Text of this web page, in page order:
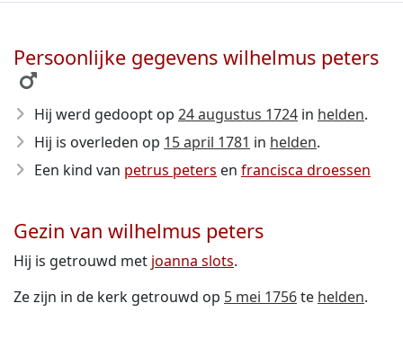
Persoonlijke gegevens wilhelmus peters
Hij werd gedoopt op 24 augustus 1724 in helden.
Hij is overleden op 15 april 1781 in helden.
Een kind van petrus peters en francisca droessen
Gezin van wilhelmus peters
Hij is getrouwd met joanna slots.
Ze zijn in de kerk getrouwd op 5 mei 1756te helden.